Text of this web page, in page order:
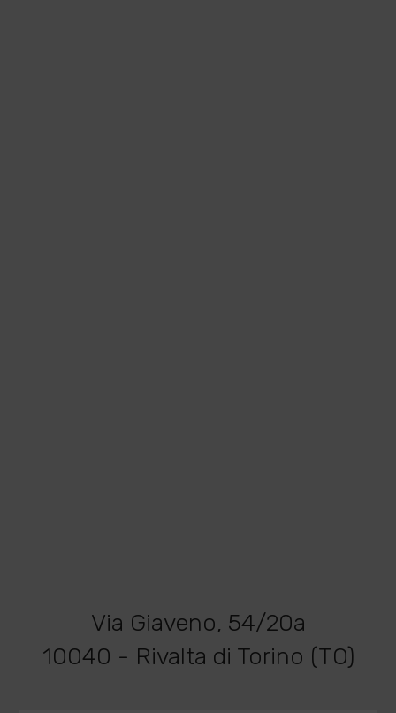
Via Giaveno, 54/20a
10040 - Rivalta di Torino (TO)